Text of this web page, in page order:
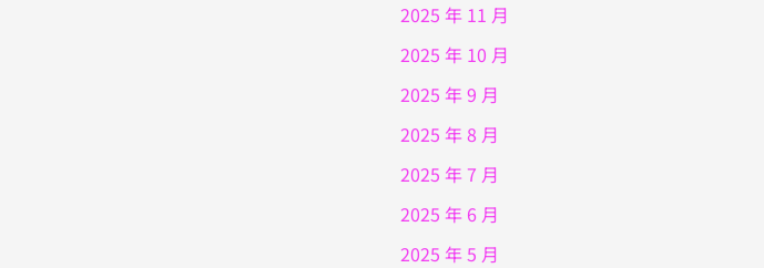
2025 年 11 月
2025 年 10 月
2025 年 9 月
2025 年 8 月
2025 年 7 月
2025 年 6 月
2025 年 5 月